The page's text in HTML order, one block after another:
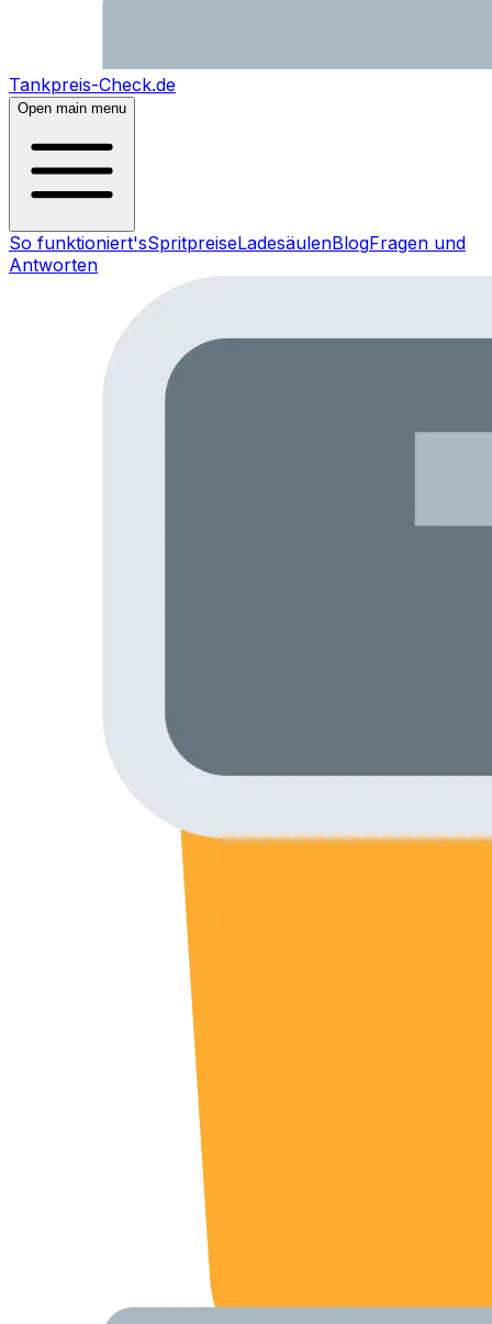
Tankpreis-Check.de
Open main menu
So funktioniert'sSpritpreiseLadesäulenBlogFragen und
Antworten